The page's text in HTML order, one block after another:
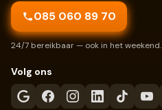
085 060 89 70
24/7 bereikbaar — ook in het weekend.
Volg ons